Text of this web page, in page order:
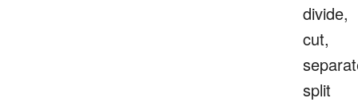
divide,
cut,
split